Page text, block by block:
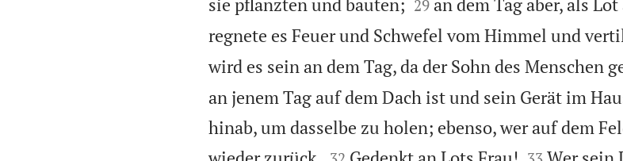
29
regnete es Feuer und Schwefel vom Himmel und
wird es sein an dem Tag, da der Sohn des Menschen
an jenem Tag auf dem Dach ist und sein Gerät im
hinab, um dasselbe zu holen; ebenso, wer auf dem